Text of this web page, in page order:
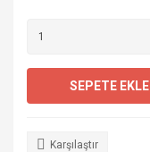
SEPETE EKLE
Karşılaştır